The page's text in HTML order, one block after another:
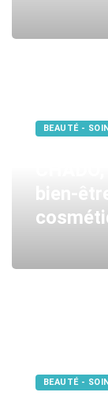
BEAUTÉ -
bien-
BEAUTÉ -